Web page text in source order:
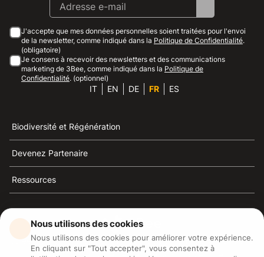
J'accepte que mes données personnelles soient traitées pour l'envoi
de la newsletter, comme indiqué dans la Politique de Confidentialité.
(obligatoire)
Je consens à recevoir des newsletters et des communications
marketing de 3Bee, comme indiqué dans la Politique de
Confidentialité. (optionnel)
IT EN DE FR ES
Biodiversité et Régénération
Devenez Partenaire
Ressources
3Bee est la référence du développement durable, de la
défense des abeilles et de la biodiversité
Nous utilisons des cookies
Nous utilisons des cookies pour améliorer votre expérience.
En cliquant sur "Tout accepter", vous consentez à